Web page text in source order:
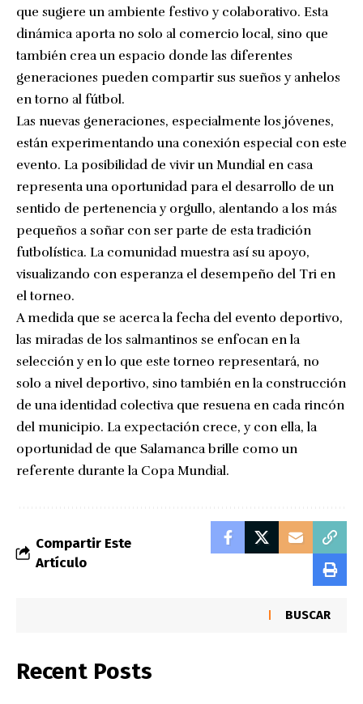
que sugiere un ambiente festivo y colaborativo. Esta
dinámica aporta no solo al comercio local, sino que
también crea un espacio donde las diferentes
generaciones pueden compartir sus sueños y anhelos
en torno al fútbol.
Las nuevas generaciones, especialmente los jóvenes,
están experimentando una conexión especial con este
evento. La posibilidad de vivir un Mundial en casa
representa una oportunidad para el desarrollo de un
sentido de pertenencia y orgullo, alentando a los más
pequeños a soñar con ser parte de esta tradición
futbolística. La comunidad muestra así su apoyo,
visualizando con esperanza el desempeño del Tri en
el torneo.
A medida que se acerca la fecha del evento deportivo,
las miradas de los salmantinos se enfocan en la
selección y en lo que este torneo representará, no
solo a nivel deportivo, sino también en la construcción
de una identidad colectiva que resuena en cada rincón
del municipio. La expectación crece, y con ella, la
oportunidad de que Salamanca brille como un
referente durante la Copa Mundial.
Compartir Este
Artículo
BUSCAR
Recent Posts